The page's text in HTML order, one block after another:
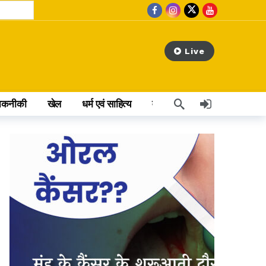
Live
खेल धर्म एवं साहित्य वेब स्टोरी अन्य खबर